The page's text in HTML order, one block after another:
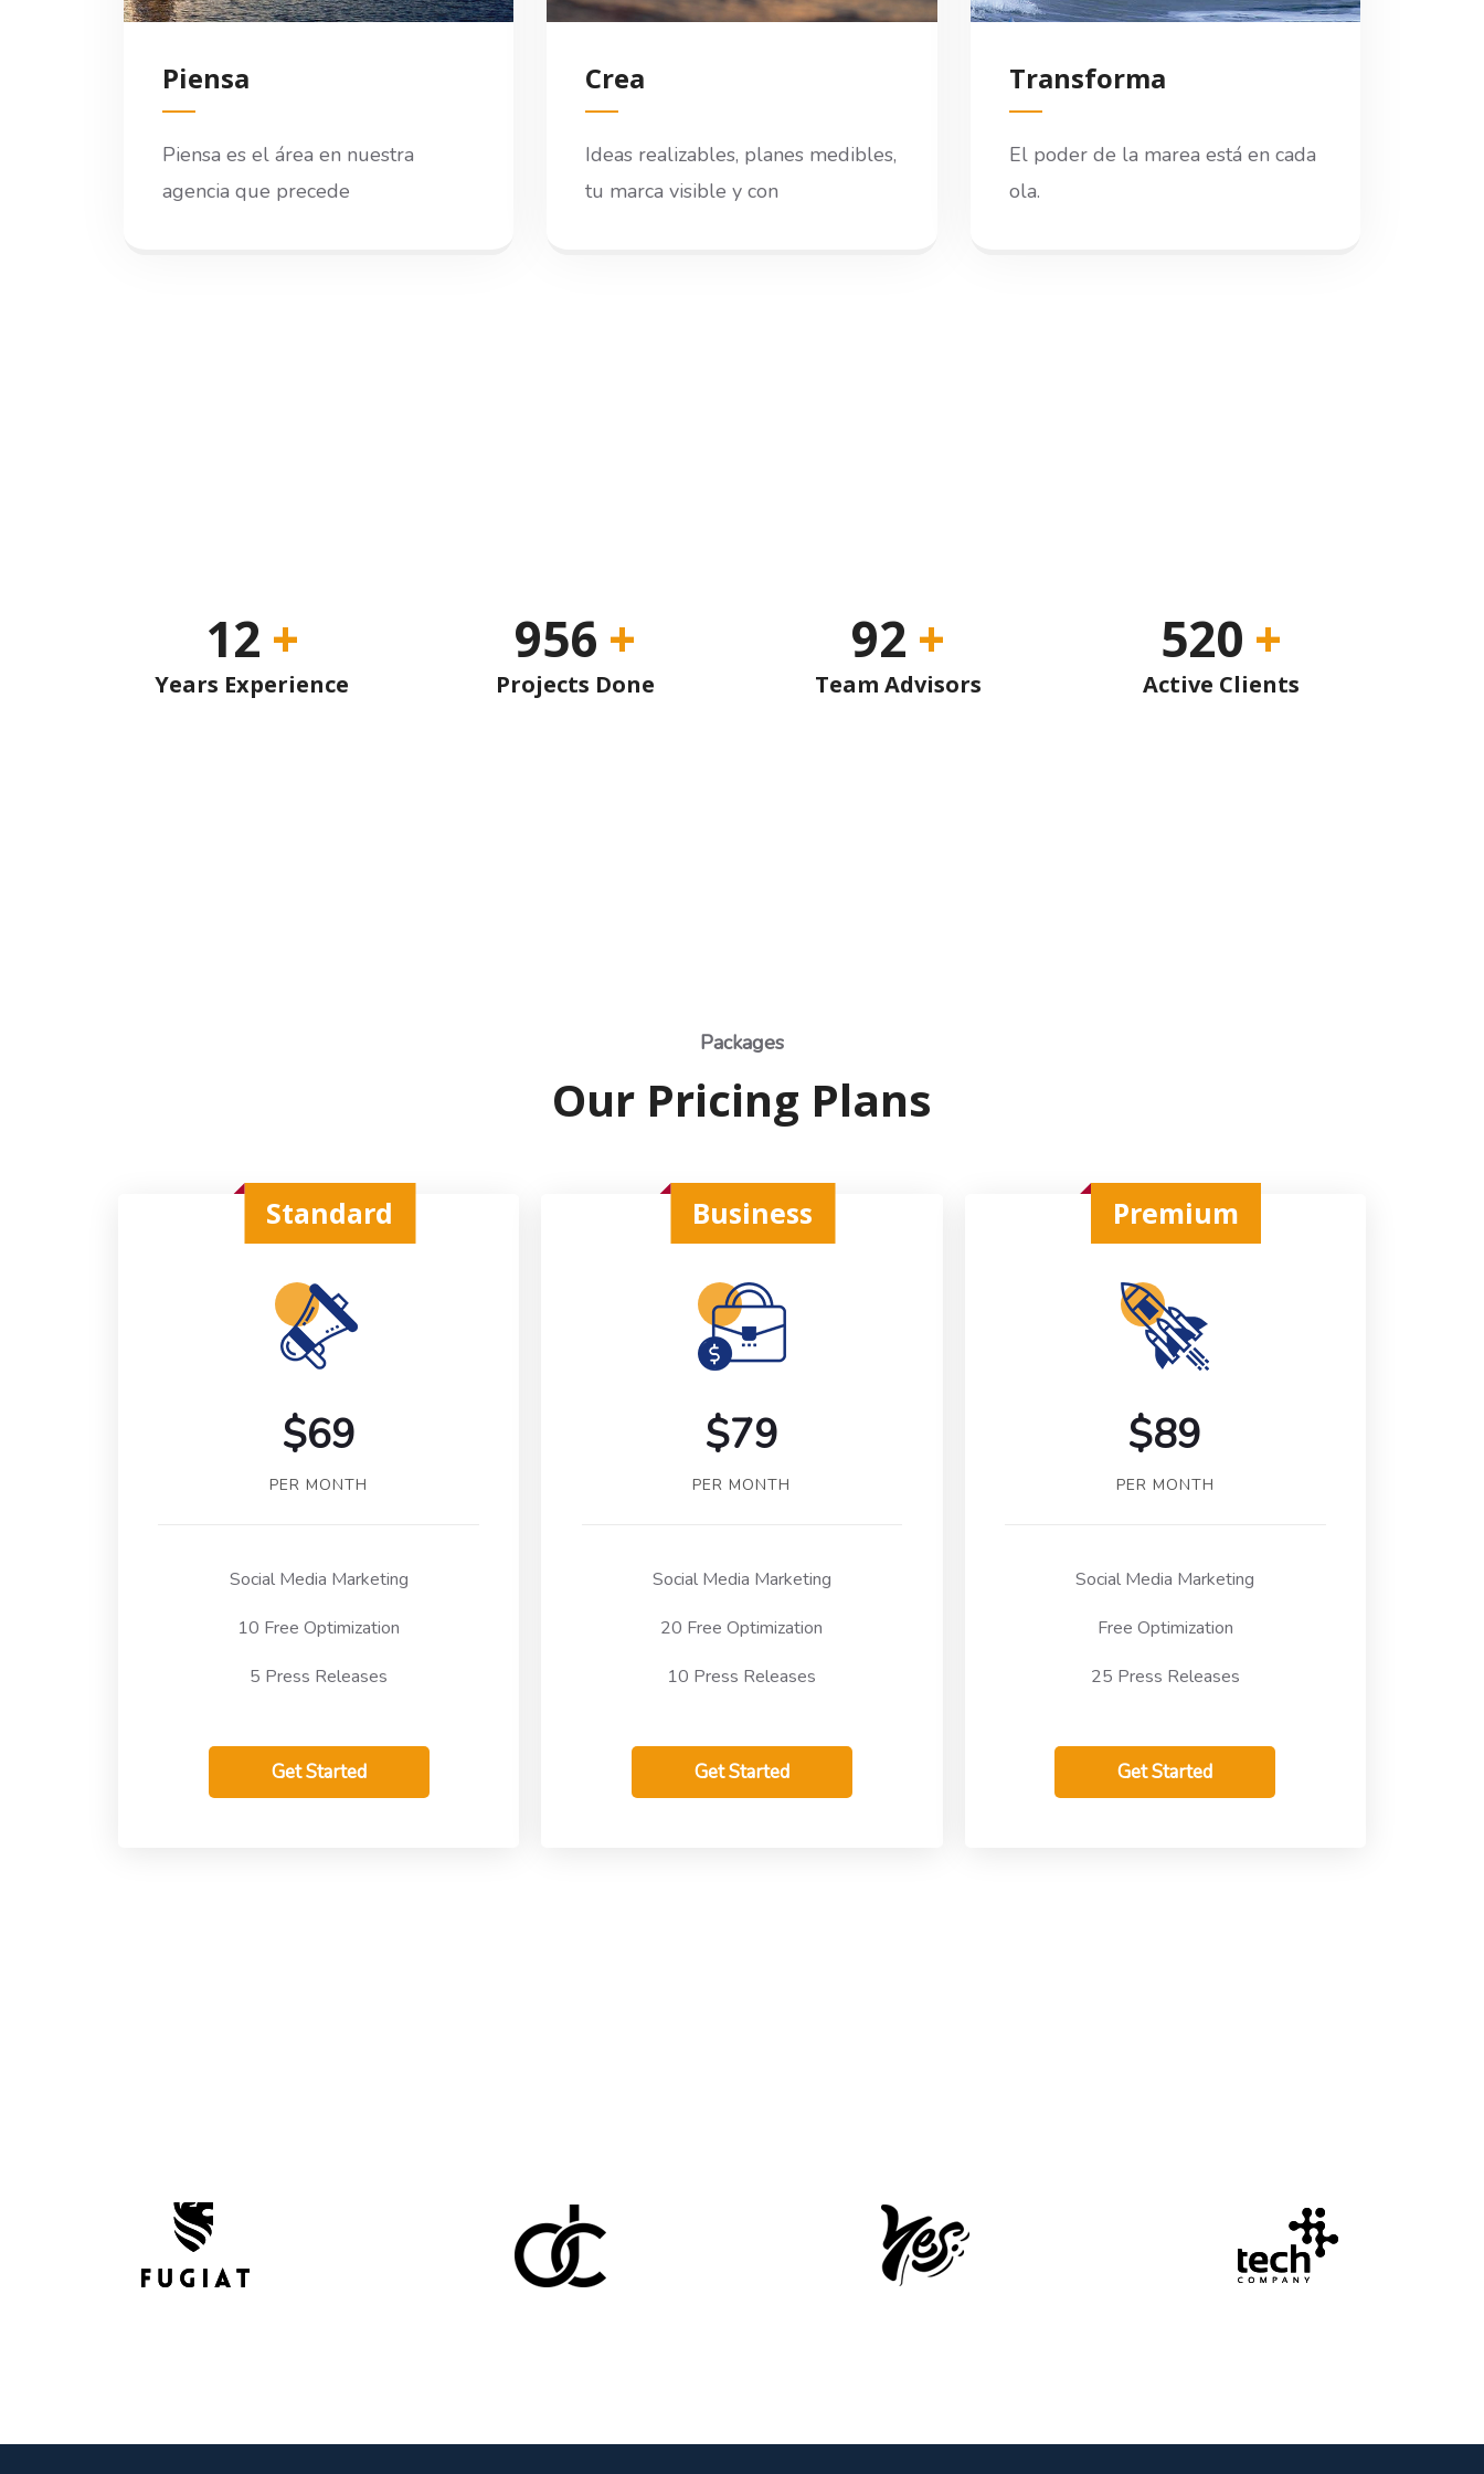
Piensa
Piensa es el área en nuestra
agencia que precede
Crea
Ideas realizables, planes medibles,
tu marca visible y con
Transforma
El poder de la marea está en cada
ola.
12 +
Years Experience
956 +
Projects Done
92 +
Team Advisors
520 +
Active Clients
Packages
Our Pricing Plans
Standard
$69
PER MONTH
Social Media Marketing
10 Free Optimization
5 Press Releases
Get Started
Business
$79
PER MONTH
Social Media Marketing
20 Free Optimization
10 Press Releases
Get Started
Premium
$89
PER MONTH
Social Media Marketing
Free Optimization
25 Press Releases
Get Started